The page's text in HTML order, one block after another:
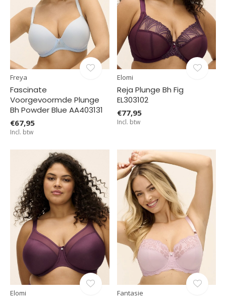
Freya
Fascinate
Voorgevoormde Plunge
Bh Powder Blue AA403131
€67,95
Incl. btw
Elomi
Reja Plunge Bh Fig
EL303102
€77,95
Incl. btw
Elomi Fantasie